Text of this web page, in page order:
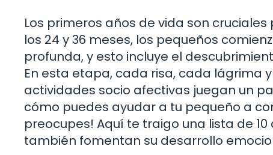
Los primeros años de vida son
los 24 y 36 meses, los pequeños
profunda, y esto incluye el
En esta etapa, cada risa, cada lágrima
actividades socio afectivas juegan un
cómo puedes ayudar a tu pequeño a
preocupes! Aquí te traigo una lista de
también fomentan su desarrollo